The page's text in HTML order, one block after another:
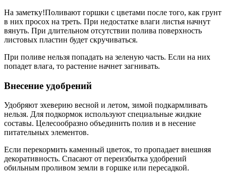
На заметку!Поливают горшки с цветами после того, как грунт
в них просох на треть. При недостатке влаги листья начнут
вянуть. При длительном отсутствии полива поверхность
листовых пластин будет скручиваться.
При поливе нельзя попадать на зеленую часть. Если на них
попадет влага, то растение начнет загнивать.
Внесение удобрений
Удобряют эхеверию весной и летом, зимой подкармливать
нельзя. Для подкормок используют специальные жидкие
составы. Целесообразно объединить полив и в несение
питательных элементов.
Если перекормить каменный цветок, то пропадает внешняя
декоративность. Спасают от переизбытка удобрений
обильным проливом земли в горшке или пересадкой.